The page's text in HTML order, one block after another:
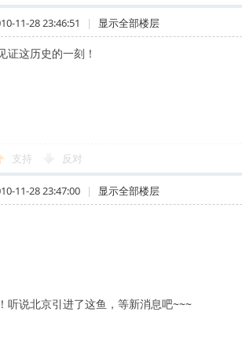
11-28 23:46:51 | 显示全部楼层
证这历史的一刻！
支持 反对
11-28 23:47:00 | 显示全部楼层
听说北京引进了这鱼，等新消息吧~~~